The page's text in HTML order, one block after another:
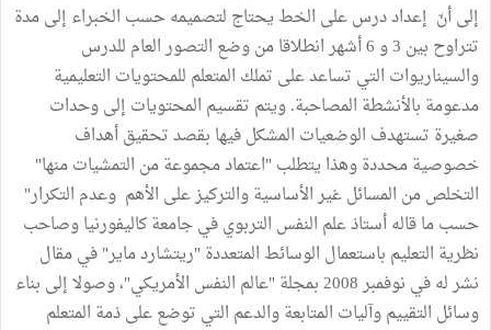
إلى أنّ إعداد درس على الخط يحتاج لتصميمه حسب الخبراء إلى مدة
تتراوح بين 3 و 6 أشهر انطلاقا من وضع التصور العام للدرس
والسيناريوات التي تساعد على تملك المتعلم للمحتويات التعليمية
مدعومة بالأنشطة المصاحبة. ويتم تقسيم المحتويات إلى وحدات
صغيرة تستهدف الوضعيات المشكل فيها بقصد تحقيق أهداف
خصوصية محددة وهذا يتطلب "اعتماد مجموعة من التمشيات منها"
التخلص من المسائل غير الأساسية والتركيز على الأهم وعدم التكرار"
حسب ما قاله أستاذ علم النفس التربوي في جامعة كاليفورنيا وصاحب
نظرية التعليم باستعمال الوسائط المتعددة "ريتشارد ماير" في مقال
نشر له في نوفمبر 2008 بمجلة "عالم النفس الأمريكي"، وصولا إلى بناء
وسائل التقييم وآليات المتابعة والدعم التي توضع على ذمة المتعلم